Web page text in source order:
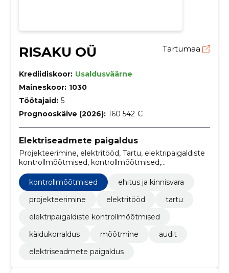
RISAKU OÜ Tartumaa
Krediidiskoor: Usaldusväärne
Maineskoor: 1030
Töötajaid: 5
Prognooskäive (2026): 160 542 €
Elektriseadmete paigaldus
Projekteerimine, elektritööd, Tartu, elektripaigaldiste
kontrollmõõtmised, kontrollmõõtmised,
käidukorraldus, mõõtmine, audit, ehitus ja kinnisvara
kontrollmõõtmised
ehitus ja kinnisvara
projekteerimine
elektritööd
tartu
elektripaigaldiste kontrollmõõtmised
käidukorraldus
mõõtmine
audit
elektriseadmete paigaldus